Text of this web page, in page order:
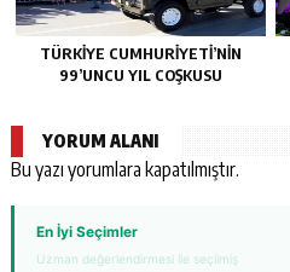
TÜRKİYE CUMHURİYETİ’NİN
99’UNCU YIL COŞKUSU
YORUM ALANI
Bu yazı yorumlara kapatılmıştır.
En İyi Seçimler
Uzman değerlendirmesi ile seçilmiş